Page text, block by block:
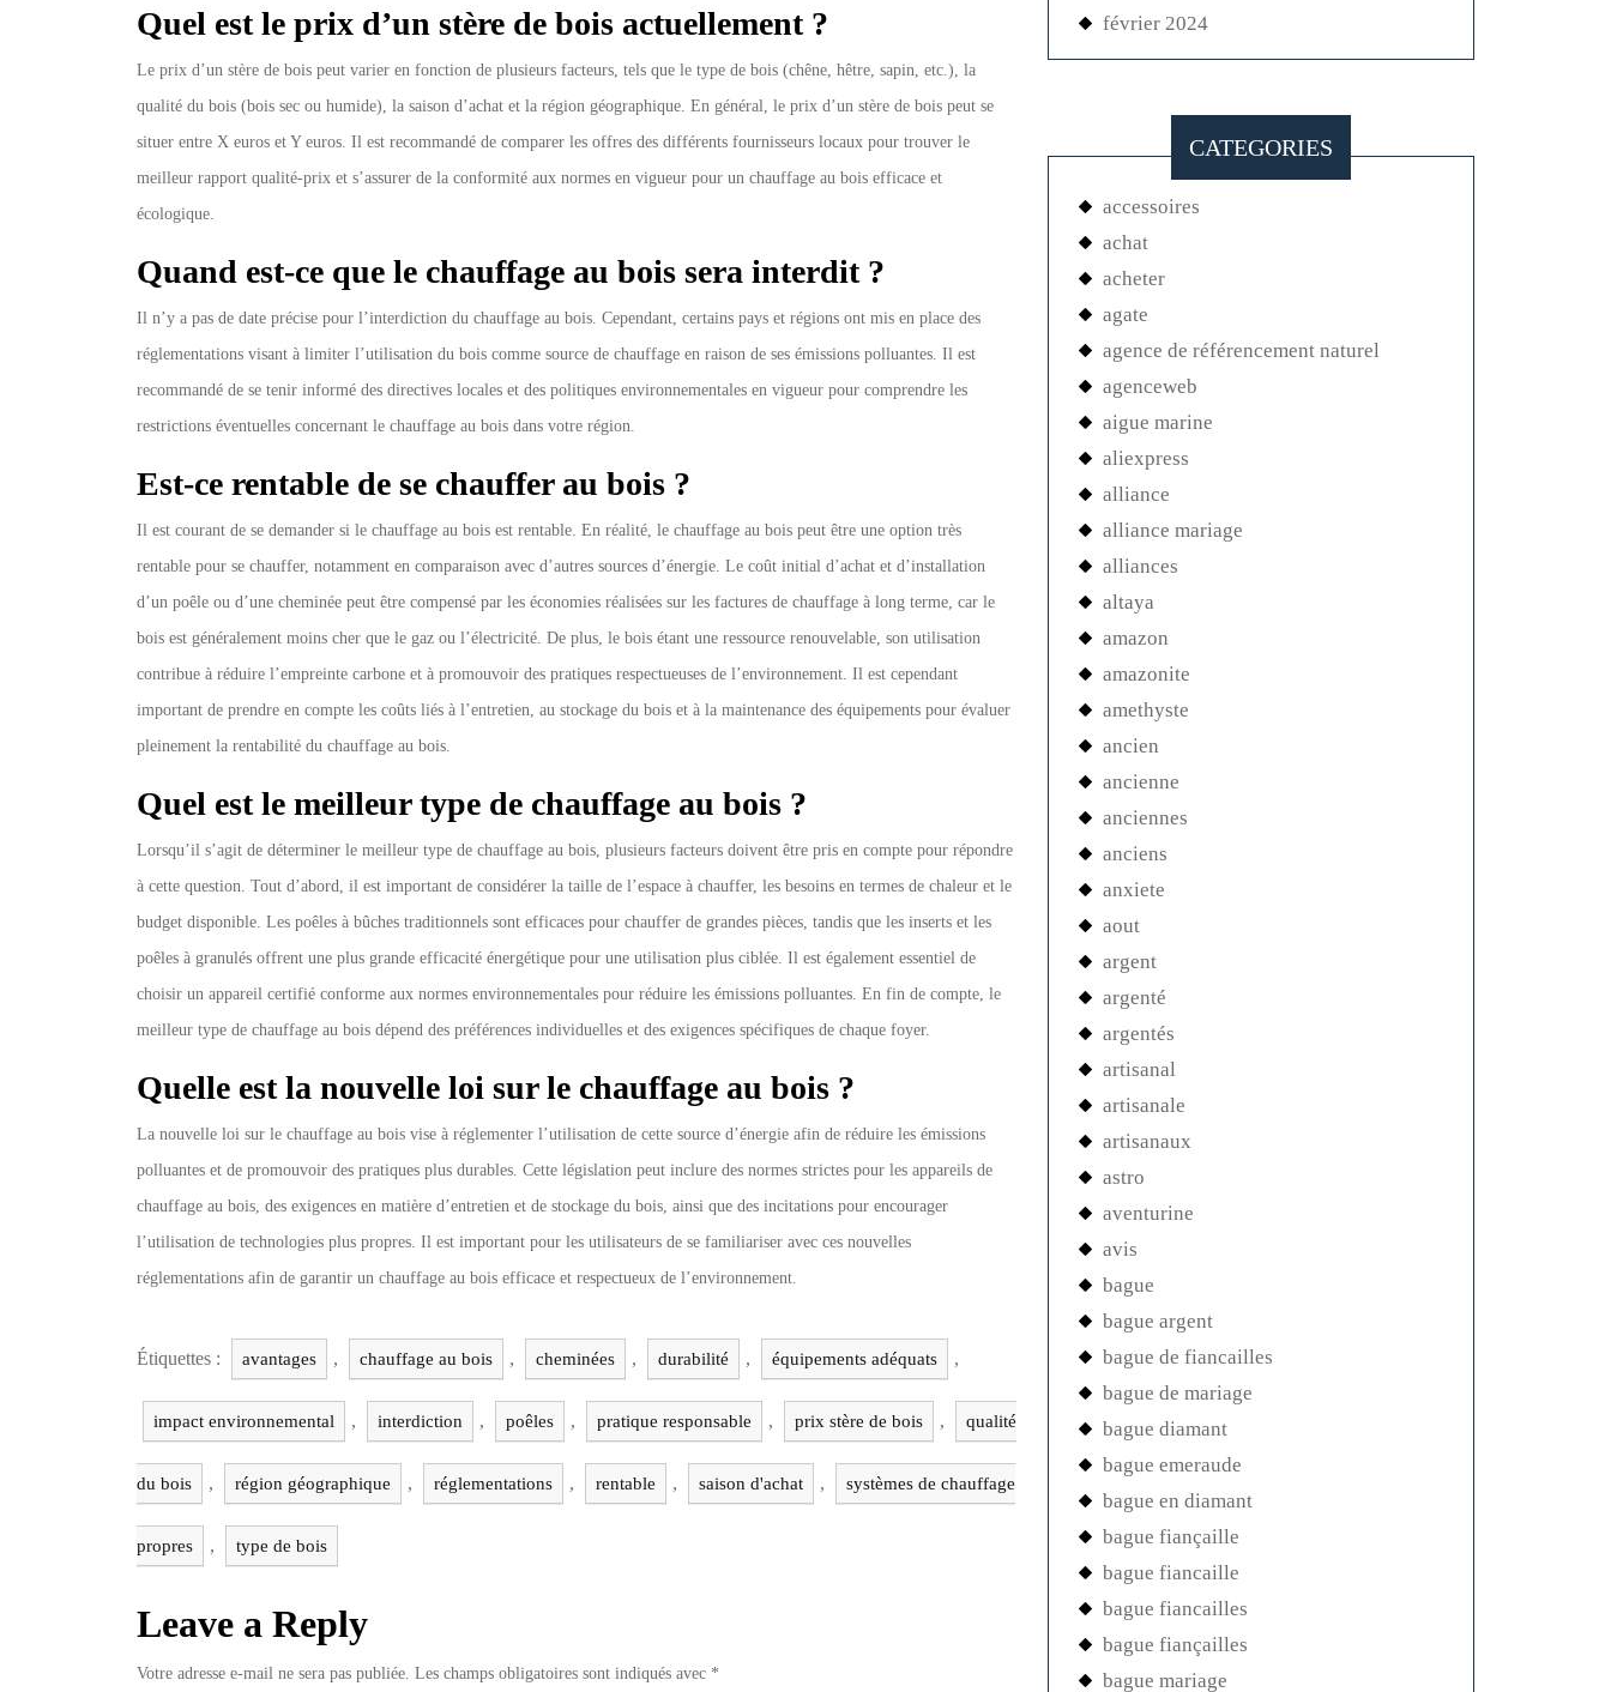
Quel est le prix d’un stère de bois actuellement ?
Le prix d’un stère de bois peut varier en fonction de plusieurs facteurs, tels que le type de bois (chêne, hêtre, sapin, etc.), la
qualité du bois (bois sec ou humide), la saison d’achat et la région géographique. En général, le prix d’un stère de bois peut se
situer entre X euros et Y euros. Il est recommandé de comparer les offres des différents fournisseurs locaux pour trouver le
meilleur rapport qualité-prix et s’assurer de la conformité aux normes en vigueur pour un chauffage au bois efficace et
écologique.
Quand est-ce que le chauffage au bois sera interdit ?
Il n’y a pas de date précise pour l’interdiction du chauffage au bois. Cependant, certains pays et régions ont mis en place des
réglementations visant à limiter l’utilisation du bois comme source de chauffage en raison de ses émissions polluantes. Il est
recommandé de se tenir informé des directives locales et des politiques environnementales en vigueur pour comprendre les
restrictions éventuelles concernant le chauffage au bois dans votre région.
Est-ce rentable de se chauffer au bois ?
Il est courant de se demander si le chauffage au bois est rentable. En réalité, le chauffage au bois peut être une option très
rentable pour se chauffer, notamment en comparaison avec d’autres sources d’énergie. Le coût initial d’achat et d’installation
d’un poêle ou d’une cheminée peut être compensé par les économies réalisées sur les factures de chauffage à long terme, car le
bois est généralement moins cher que le gaz ou l’électricité. De plus, le bois étant une ressource renouvelable, son utilisation
contribue à réduire l’empreinte carbone et à promouvoir des pratiques respectueuses de l’environnement. Il est cependant
important de prendre en compte les coûts liés à l’entretien, au stockage du bois et à la maintenance des équipements pour évaluer
pleinement la rentabilité du chauffage au bois.
Quel est le meilleur type de chauffage au bois ?
Lorsqu’il s’agit de déterminer le meilleur type de chauffage au bois, plusieurs facteurs doivent être pris en compte pour répondre
à cette question. Tout d’abord, il est important de considérer la taille de l’espace à chauffer, les besoins en termes de chaleur et le
budget disponible. Les poêles à bûches traditionnels sont efficaces pour chauffer de grandes pièces, tandis que les inserts et les
poêles à granulés offrent une plus grande efficacité énergétique pour une utilisation plus ciblée. Il est également essentiel de
choisir un appareil certifié conforme aux normes environnementales pour réduire les émissions polluantes. En fin de compte, le
meilleur type de chauffage au bois dépend des préférences individuelles et des exigences spécifiques de chaque foyer.
Quelle est la nouvelle loi sur le chauffage au bois ?
La nouvelle loi sur le chauffage au bois vise à réglementer l’utilisation de cette source d’énergie afin de réduire les émissions
polluantes et de promouvoir des pratiques plus durables. Cette législation peut inclure des normes strictes pour les appareils de
chauffage au bois, des exigences en matière d’entretien et de stockage du bois, ainsi que des incitations pour encourager
l’utilisation de technologies plus propres. Il est important pour les utilisateurs de se familiariser avec ces nouvelles
réglementations afin de garantir un chauffage au bois efficace et respectueux de l’environnement.
Étiquettes : avantages , chauffage au bois , cheminées , durabilité , équipements adéquats ,
impact environnemental , interdiction , poêles , pratique responsable , prix stère de bois , qualité
du bois , région géographique , réglementations , rentable , saison d'achat , systèmes de chauffage
propres , type de bois
Leave a Reply
Votre adresse e-mail ne sera pas publiée. Les champs obligatoires sont indiqués avec *
février 2024
CATEGORIES
accessoires
achat
acheter
agate
agence de référencement naturel
agenceweb
aigue marine
aliexpress
alliance
alliance mariage
alliances
altaya
amazon
amazonite
amethyste
ancien
ancienne
anciennes
anciens
anxiete
aout
argent
argenté
argentés
artisanal
artisanale
artisanaux
astro
aventurine
avis
bague
bague argent
bague de fiancailles
bague de mariage
bague diamant
bague emeraude
bague en diamant
bague fiançaille
bague fiancaille
bague fiancailles
bague fiançailles
bague mariage